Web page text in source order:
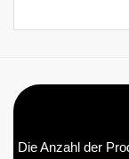
Die Anzahl der